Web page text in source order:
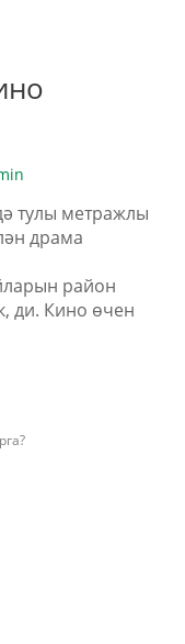
тулы метражлы
драма
район
ди. Кино өчен